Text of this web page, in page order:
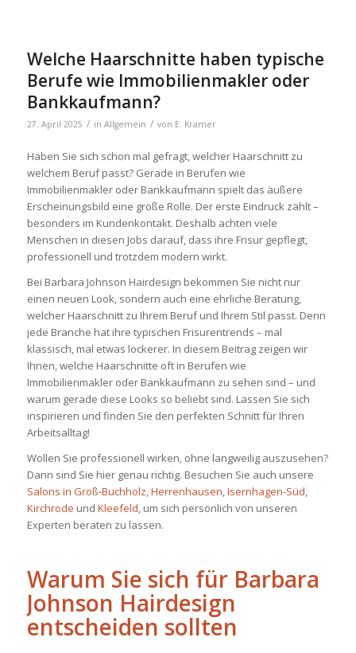
Welche Haarschnitte haben typische
Berufe wie Immobilienmakler oder
Bankkaufmann?
27. April 2025 / in Allgemein / von E. Kramer
Haben Sie sich schon mal gefragt, welcher Haarschnitt zu
welchem Beruf passt? Gerade in Berufen wie
Immobilienmakler oder Bankkaufmann spielt das äußere
Erscheinungsbild eine große Rolle. Der erste Eindruck zählt –
besonders im Kundenkontakt. Deshalb achten viele
Menschen in diesen Jobs darauf, dass ihre Frisur gepflegt,
professionell und trotzdem modern wirkt.
Bei Barbara Johnson Hairdesign bekommen Sie nicht nur
einen neuen Look, sondern auch eine ehrliche Beratung,
welcher Haarschnitt zu Ihrem Beruf und Ihrem Stil passt. Denn
jede Branche hat ihre typischen Frisurentrends – mal
klassisch, mal etwas lockerer. In diesem Beitrag zeigen wir
Ihnen, welche Haarschnitte oft in Berufen wie
Immobilienmakler oder Bankkaufmann zu sehen sind – und
warum gerade diese Looks so beliebt sind. Lassen Sie sich
inspirieren und finden Sie den perfekten Schnitt für Ihren
Arbeitsalltag!
Wollen Sie professionell wirken, ohne langweilig auszusehen?
Dann sind Sie hier genau richtig. Besuchen Sie auch unsere
Salons in Groß-Buchholz,Herrenhausen,Isernhagen-Süd,
Kirchrode und Kleefeld, um sich persönlich von unseren
Experten beraten zu lassen.
Warum Sie sich für Barbara
Johnson Hairdesign
entscheiden sollten